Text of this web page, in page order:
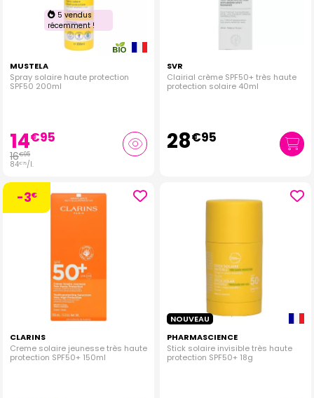
5 vendus
récemment !
MUSTELA
Spray solaire haute protection
SPF50 200ml
14€95
16€95
84€75/l.
SVR
Clairial crème SPF50+ très haute
protection solaire 40ml
28€95
-3€
CLARINS
Creme solaire jeunesse très haute
protection SPF50+ 150ml
NOUVEAU
PHARMASCIENCE
Stick solaire invisible très haute
protection SPF50+ 18g